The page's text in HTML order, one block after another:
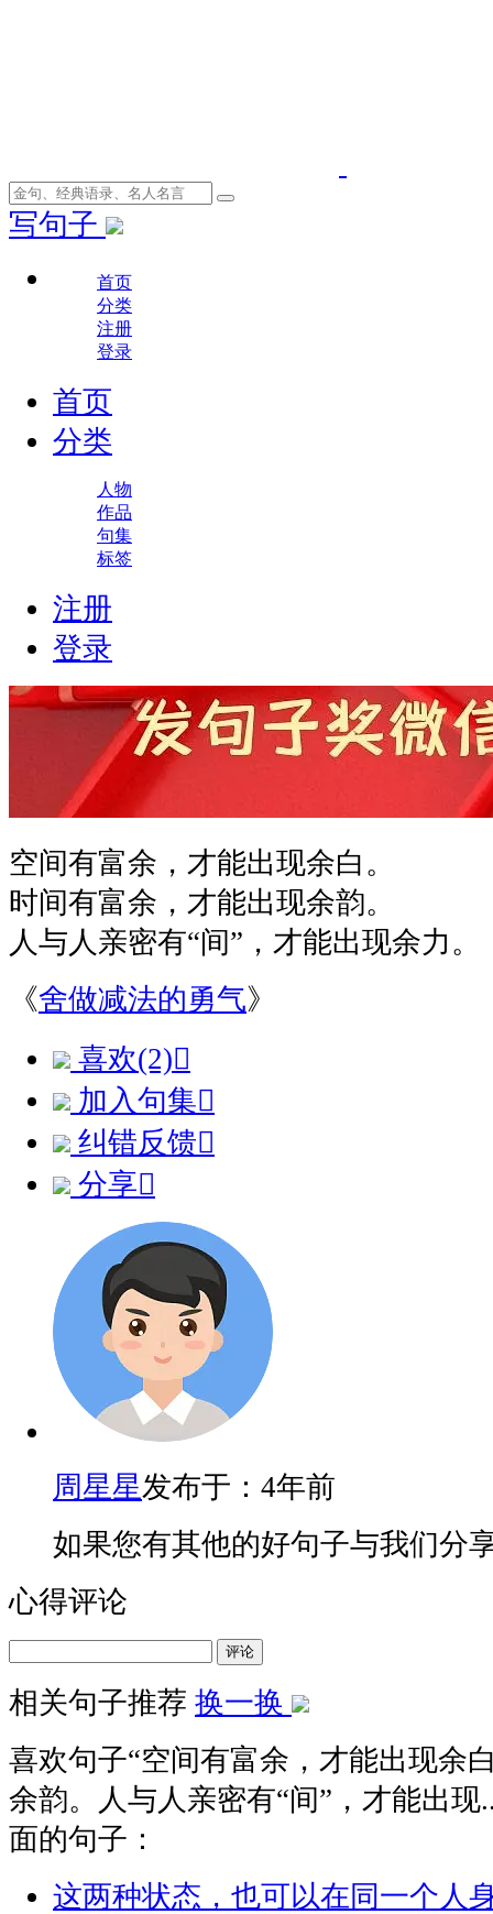
写句子
首页
分类
注册
登录
首页
分类
人物
作品
句集
标签
注册
登录
空间有富余，才能出现余白。
时间有富余，才能出现余韵。
人与人亲密有“间”，才能出现余力。
《舍做减法的勇气》
喜欢(2)
加入句集
纠错反馈
分享
周星星发布于：4年前
如果您有其他的好句子与我们分
心得评论
评论
相关句子推荐 换一换
喜欢句子“空间有富余，才能出现余
余韵。人与人亲密有“间”，才能出现
面的句子：
这两种状态，也可以在同一个人